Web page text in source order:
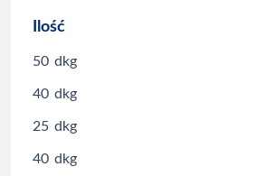
Ilość
50 dkg
40 dkg
25 dkg
40 dkg